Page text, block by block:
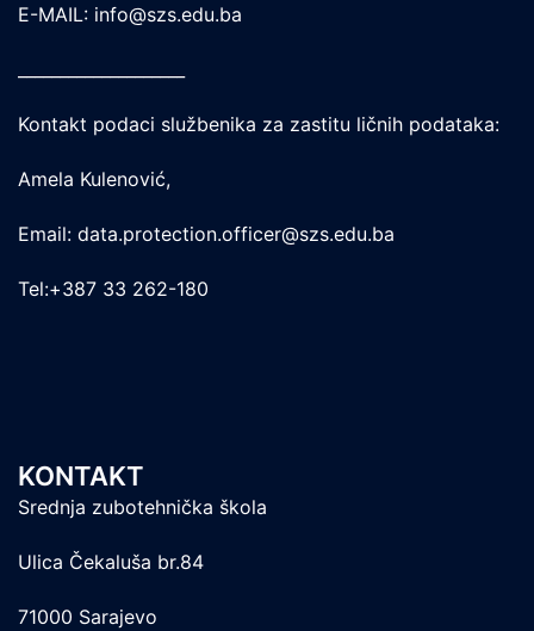
E-MAIL: info@szs.edu.ba
Kontakt podaci službenika za zastitu ličnih podataka:
Amela Kulenović,
Email: data.protection.officer@szs.edu.ba
Tel:+387 33 262-180
KONTAKT
Srednja zubotehnička škola
Ulica Čekaluša br.84
71000 Sarajevo